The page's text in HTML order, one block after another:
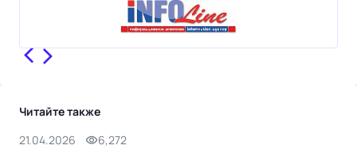
Читайте также
21.04.2026
6,272